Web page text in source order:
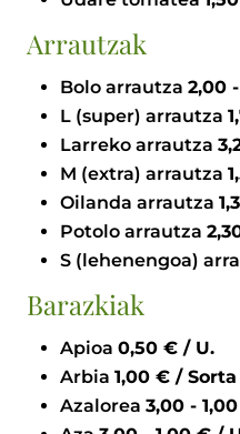
Arrautzak
Bolo arrautza
L (super) arrautza
Larreko arrautza
M (extra) arrautza
Oilanda arrautza
Potolo arrautza
S (lehenengoa)
Barazkiak
Apioa
0,50 € / U.
Arbia
1,00 € / Sorta
Azalorea